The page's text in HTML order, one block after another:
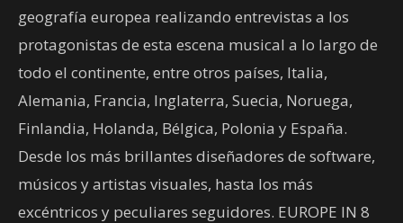
geografía europea realizando entrevistas a los
protagonistas de esta escena musical a lo largo de
todo el continente, entre otros países, Italia,
Alemania, Francia, Inglaterra, Suecia, Noruega,
Finlandia, Holanda, Bélgica, Polonia y España.
Desde los más brillantes diseñadores de software,
músicos y artistas visuales, hasta los más
excéntricos y peculiares seguidores. EUROPE IN 8